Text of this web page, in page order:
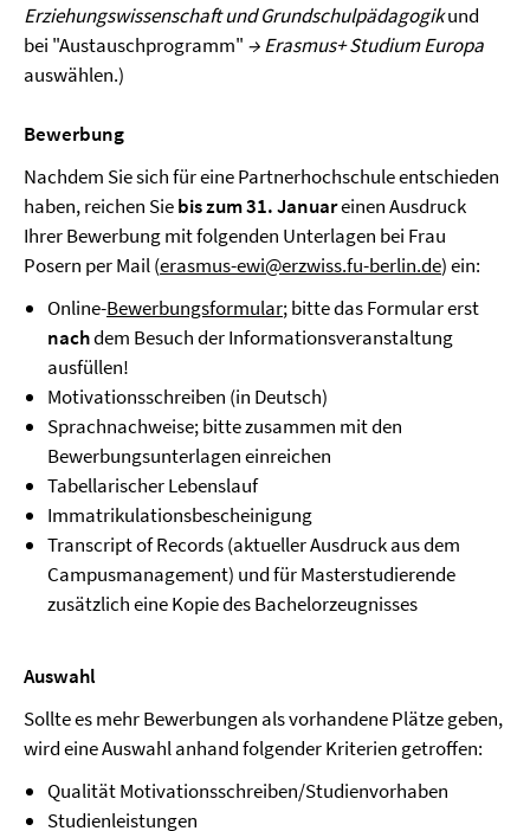
Erziehungswissenschaft und Grundschulpädagogikund
bei "Austauschprogramm" → Erasmus+ Studium Europa
auswählen.)
Bewerbung
Nachdem Sie sich für eine Partnerhochschule entschieden
haben, reichen Siebis zum 31. Januareinen Ausdruck
Ihrer Bewerbung mit folgenden Unterlagen bei Frau
Posern per Mail (erasmus-ewi@erzwiss.fu-berlin.de) ein:
Online-Bewerbungsformular; bitte das Formular erst
nachdem Besuch der Informationsveranstaltung
ausfüllen!
Motivationsschreiben (in Deutsch)
Sprachnachweise; bitte zusammen mit den
Bewerbungsunterlagen einreichen
Tabellarischer Lebenslauf
Immatrikulationsbescheinigung
Transcript of Records (aktueller Ausdruck aus dem
Campusmanagement) und für Masterstudierende
zusätzlich eine Kopie des Bachelorzeugnisses
Auswahl
Sollte es mehr Bewerbungen als vorhandene Plätze geben,
wird eine Auswahl anhand folgender Kriterien getroffen:
Qualität Motivationsschreiben/Studienvorhaben
Studienleistungen